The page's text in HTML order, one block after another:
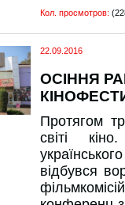
Кол. просмотров:
22.09.2016
ОСІННЯ
Протягом
світі
відбувся